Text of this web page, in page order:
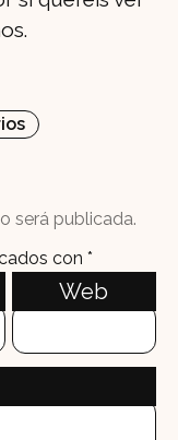
será publicada.
con *
Web